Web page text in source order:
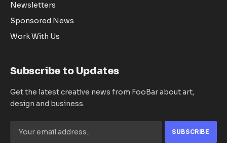
Newsletters
Sponsored News
Work With Us
Subscribe to Updates
Get the latest creative news from FooBar about art,
design and business.